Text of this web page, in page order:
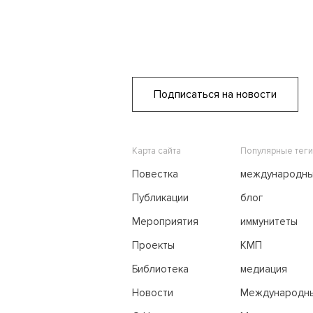
Подписаться на новости
Карта сайта
Повестка
Публикации
Мероприятия
Проекты
Библиотека
Новости
Популярные теги
блог
иммунитеты
КМП
медиация